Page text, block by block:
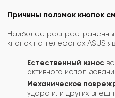
Причины поломок кнопок
Наиболее
кнопок на телефонах ASUS
Естественный износ
активного
Механическое
удара или других